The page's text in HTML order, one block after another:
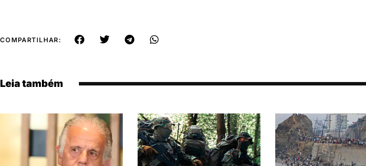
COMPARTILHAR:
Leia também